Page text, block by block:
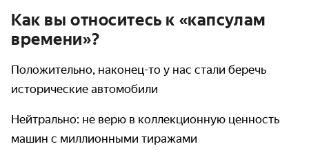
Как вы относитесь к «капсулам
времени»?
Положительно, наконец-то у нас стали беречь
исторические автомобили
Нейтрально: не верю в коллекционную ценность
машин с миллионными тиражами